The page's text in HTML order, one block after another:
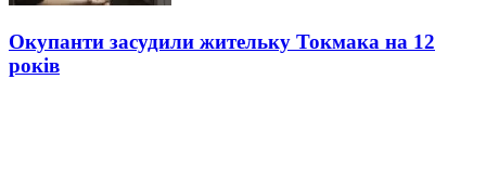
Окупанти засудили жительку Токмака на 12
років